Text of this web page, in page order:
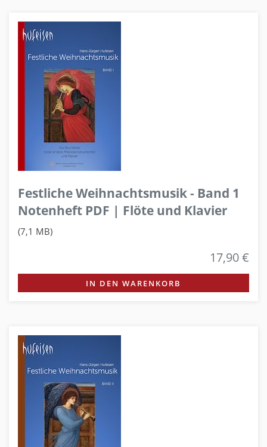
Festliche Weihnachtsmusik - Band 1
Notenheft PDF | Flöte und Klavier
(7,1 MB)
17,90 €
IN DEN WARENKORB